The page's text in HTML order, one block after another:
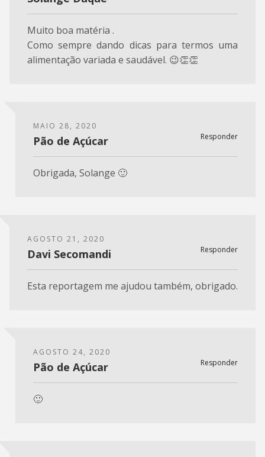
Muito boa matéria .
Como sempre dando dicas para termos uma
alimentação variada e saudável. 😉👏👏
MAIO 28, 2020
Responder
Pão de Açúcar
Obrigada, Solange 🙂
AGOSTO 21, 2020
Responder
Davi Secomandi
Esta reportagem me ajudou também, obrigado.
AGOSTO 24, 2020
Responder
Pão de Açúcar
🙂